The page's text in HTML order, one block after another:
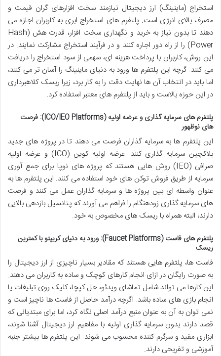
استخراج (ماینینگ) ارز دیجیتال نیازمند سخت افزارهای گران قیمت و
مصرف بالای انرژی است. پلتفرم های استخراج ابری به کاربران اجازه می
دهند تا بدون نیاز به خرید و نگهداری سخت افزار، قدرت هش (Hash
Power) را از راه دور اجاره کنند و در فرآیند استخراج مشارکت نمایند. در
این روش، کاربران با پرداخت هزینه ای، سهمی از سود استخراج را دریافت
می کنند. گرچه این پلتفرم ها ورود به دنیای ماینینگ را آسان تر می کنند،
اما باید در انتخاب آن ها نهایت دقت را به کار برد، زیرا ریسک کلاهبرداری
در این حوزه بالاست و باید از پلتفرم های معتبر استفاده کرد.
پلتفرم های سرمایه گذاری و عرضه اولیه (ICO/IEO Platforms): فرصت
های نوظهور
این پلتفرم ها به سرمایه گذاران فرصت می دهند تا در پروژه های جدید
بلاکچین سرمایه گذاری کنند. عرضه اولیه کوین (ICO) و عرضه اولیه
صرافی (IEO) روش هایی هستند که پروژه های نوپا برای جمع آوری
سرمایه از طریق فروش توکن های خود استفاده می کنند. این پلتفرم ها به
عنوان واسطه ای بین پروژه ها و سرمایه گذاران عمل می کنند و فرصت
های سرمایه گذاری زودهنگام را فراهم می آورند که پتانسیل بازدهی بالایی
دارند، البته همراه با ریسک های مخصوص به خود.
پلتفرم های فاست (Faucet Platforms): ورود به دنیای کریپتو با کمترین
ریسک
فاست ها، پلتفرم هایی هستند که مقادیر بسیار ناچیزی از ارز دیجیتال را
به صورت رایگان در ازای انجام کارهای کوچک و ساده به کاربران می دهند.
این کارها می تواند شامل تماشای ویدئو، حل کپچا، کلیک روی تبلیغات یا
انجام بازی های ساده باشد. اگرچه درآمد حاصل از فاست ها ناچیز است و
نمی توان به آن به عنوان منبع درآمد اصلی نگاه کرد، اما برای مبتدیانی که
قصد دارند بدون سرمایه گذاری اولیه با مفاهیم ارز دیجیتال آشنا شوند،
ابزاری مفید و سرگرم کننده محسوب می شوند. این پلتفرم ها بیشتر جنبه
آموزشی و تفریحی دارند.